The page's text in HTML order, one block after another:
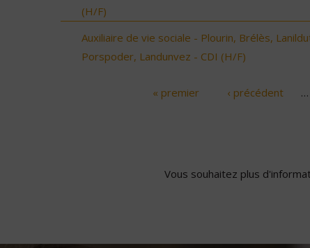
(H/F)
Auxiliaire de vie sociale - Plourin, Brélès,
Porspoder, Landunvez - CDI (H/F)
« premier ‹ précédent …
Vous souhaitez plus